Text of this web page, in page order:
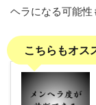
ヘラになる可能性
こちらもオス